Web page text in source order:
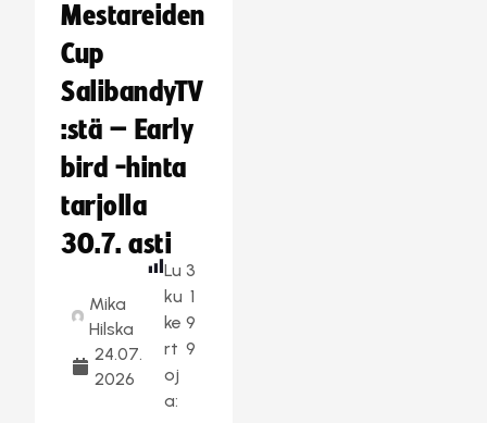
Mestareiden
Cup
SalibandyTV
:stä – Early
bird -hinta
tarjolla
30.7. asti
Mika
Hilska
24.07.
2026
Lu
ku
ke
rt
oj
a:
3
1
9
9